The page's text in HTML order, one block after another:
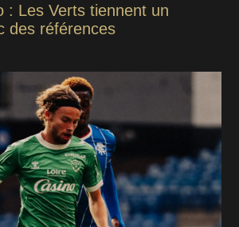
: Les Verts tiennent un
des références